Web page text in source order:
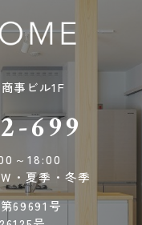
事ビル1F
699
～18:00
・夏季・冬季
69691号